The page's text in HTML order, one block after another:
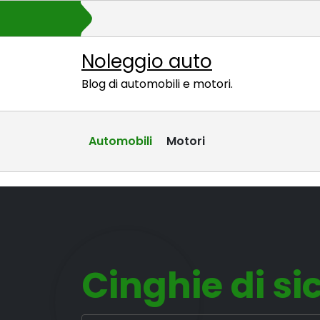
content
Noleggio auto
Blog di automobili e motori.
Automobili Motori
Cinghie di